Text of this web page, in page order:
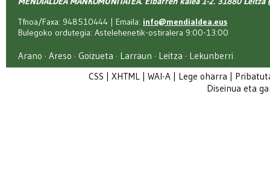
Tfnoa/Faxa: 948510444 | Emaila: info@mendialdea.eus
Bulegoko ordutegia: Astelehenetik-ostiralera 9:00-13:00
Arano · Areso · Goizueta · Larraun · Leitza · Lekunberri
CSS
XHTML WAI-A Lege oharra
Diseinua eta